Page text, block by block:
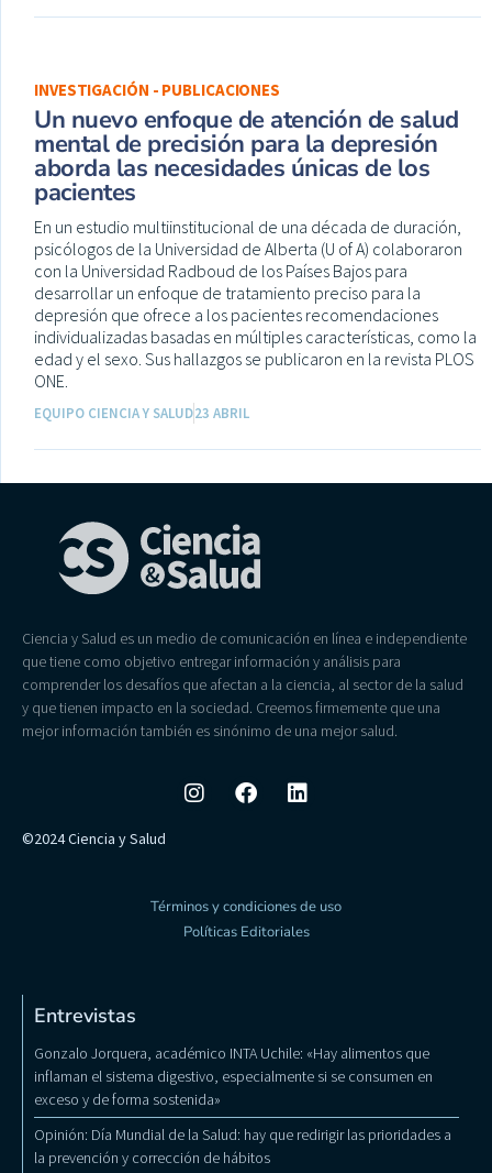
INVESTIGACIÓN - PUBLICACIONES
Un nuevo enfoque de atención de salud
mental de precisión para la depresión
aborda las necesidades únicas de los
pacientes
En un estudio multiinstitucional de una década de duración,
psicólogos de la Universidad de Alberta (U of A) colaboraron
con la Universidad Radboud de los Países Bajos para
desarrollar un enfoque de tratamiento preciso para la
depresión que ofrece a los pacientes recomendaciones
individualizadas basadas en múltiples características, como la
edad y el sexo. Sus hallazgos se publicaron en la revista PLOS
ONE.
EQUIPO CIENCIA Y SALUD23 ABRIL
Ciencia y Salud es un medio de comunicación en línea e independiente
que tiene como objetivo entregar información y análisis para
comprender los desafíos que afectan a la ciencia, al sector de la salud
y que tienen impacto en la sociedad. Creemos firmemente que una
mejor información también es sinónimo de una mejor salud.
©2024 Ciencia y Salud
Términos y condiciones de uso
Políticas Editoriales
Entrevistas
Gonzalo Jorquera, académico INTA Uchile: «Hay alimentos que
inflaman el sistema digestivo, especialmente si se consumen en
exceso y de forma sostenida»
Opinión: Día Mundial de la Salud: hay que redirigir las prioridades a
la prevención y corrección de hábitos